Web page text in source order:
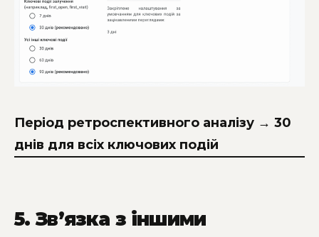
Період ретроспективного аналізу → 30
днів для всіх ключових подій
5. Зв’язка з іншими